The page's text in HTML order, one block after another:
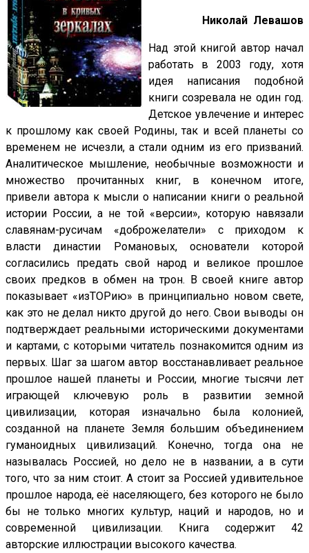
Николай Левашов
Над этой книгой автор начал
работать в 2003 году, хотя
идея написания подобной
книги созревала не один год.
Детское увлечение и интерес
к прошлому как своей Родины, так и всей планеты со
временем не исчезли, а стали одним из его призваний.
Аналитическое мышление, необычные возможности и
множество прочитанных книг, в конечном итоге,
привели автора к мысли о написании книги о реальной
истории России, а не той «версии», которую навязали
славянам-русичам «доброжелатели» с приходом к
власти династии Романовых, основатели которой
согласились предать свой народ и великое прошлое
своих предков в обмен на трон. В своей книге автор
показывает «изТОРию» в принципиально новом свете,
как это не делал никто другой до него. Свои выводы он
подтверждает реальными историческими документами
и картами, с которыми читатель познакомится одним из
первых. Шаг за шагом автор восстанавливает реальное
прошлое нашей планеты и России, многие тысячи лет
играющей ключевую роль в развитии земной
цивилизации, которая изначально была колонией,
созданной на планете Земля большим объединением
гуманоидных цивилизаций. Конечно, тогда она не
называлась Россией, но дело не в названии, а в сути
того, что за ним стоит. А стоит за Россией удивительное
прошлое народа, её населяющего, без которого не было
бы не только многих культур, наций и народов, но и
современной цивилизации. Книга содержит 42
авторские иллюстрации высокого качества.